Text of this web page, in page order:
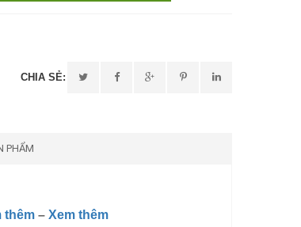
CHIA SẺ:
PHẨM
thêm – Xem thêm